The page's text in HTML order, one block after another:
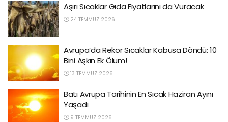
Aşırı Sıcaklar Gıda Fiyatlarını da Vuracak
24 TEMMUZ 2026
Avrupa’da Rekor Sıcaklar Kabusa Döndü: 10
Bini Aşkın Ek Ölüm!
13 TEMMUZ 2026
Batı Avrupa Tarihinin En Sıcak Haziran Ayını
Yaşadı
9 TEMMUZ 2026